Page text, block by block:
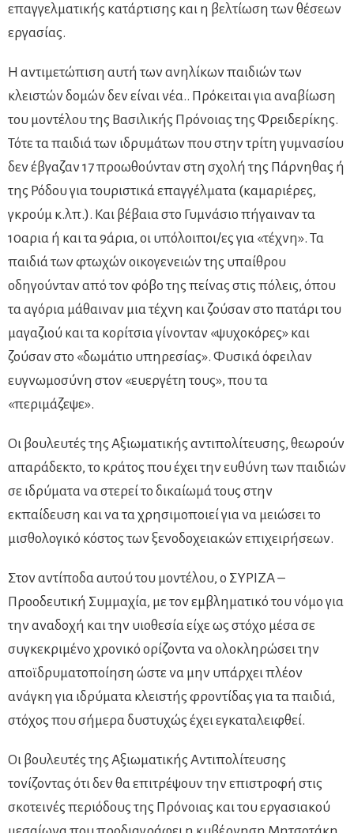
επαγγελματικής κατάρτισης και η βελτίωση των θέσεων
εργασίας.
Η αντιμετώπιση αυτή των ανηλίκων παιδιών των
κλειστών δομών δεν είναι νέα.. Πρόκειται για αναβίωση
του μοντέλου της Βασιλικής Πρόνοιας της Φρειδερίκης.
Τότε τα παιδιά των ιδρυμάτων που στην τρίτη γυμνασίου
δεν έβγαζαν 17 προωθούνταν στη σχολή της Πάρνηθας ή
της Ρόδου για τουριστικά επαγγέλματα (καμαριέρες,
γκρούμ κ.λπ.). Και βέβαια στο Γυμνάσιο πήγαιναν τα
10αρια ή και τα 9άρια, οι υπόλοιποι/ες για «τέχνη». Τα
παιδιά των φτωχών οικογενειών της υπαίθρου
οδηγούνταν από τον φόβο της πείνας στις πόλεις, όπου
τα αγόρια μάθαιναν μια τέχνη και ζούσαν στο πατάρι του
μαγαζιού και τα κορίτσια γίνονταν «ψυχοκόρες» και
ζούσαν στο «δωμάτιο υπηρεσίας». Φυσικά όφειλαν
ευγνωμοσύνη στον «ευεργέτη τους», που τα
«περιμάζεψε».
Οι βουλευτές της Αξιωματικής αντιπολίτευσης, θεωρούν
απαράδεκτο, το κράτος που έχει την ευθύνη των παιδιών
σε ιδρύματα να στερεί το δικαίωμά τους στην
εκπαίδευση και να τα χρησιμοποιεί για να μειώσει το
μισθολογικό κόστος των ξενοδοχειακών επιχειρήσεων.
Στον αντίποδα αυτού του μοντέλου, ο ΣΥΡΙΖΑ –
Προοδευτική Συμμαχία, με τον εμβληματικό του νόμο για
την αναδοχή και την υιοθεσία είχε ως στόχο μέσα σε
συγκεκριμένο χρονικό ορίζοντα να ολοκληρώσει την
αποϊδρυματοποίηση ώστε να μην υπάρχει πλέον
ανάγκη για ιδρύματα κλειστής φροντίδας για τα παιδιά,
στόχος που σήμερα δυστυχώς έχει εγκαταλειφθεί.
Οι βουλευτές της Αξιωματικής Αντιπολίτευσης
τονίζοντας ότι δεν θα επιτρέψουν την επιστροφή στις
σκοτεινές περιόδους της Πρόνοιας και του εργασιακού